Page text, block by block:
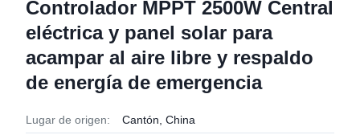
Controlador MPPT 2500W Central
eléctrica y panel solar para
acampar al aire libre y respaldo
de energía de emergencia
Lugar de origen: Cantón, China